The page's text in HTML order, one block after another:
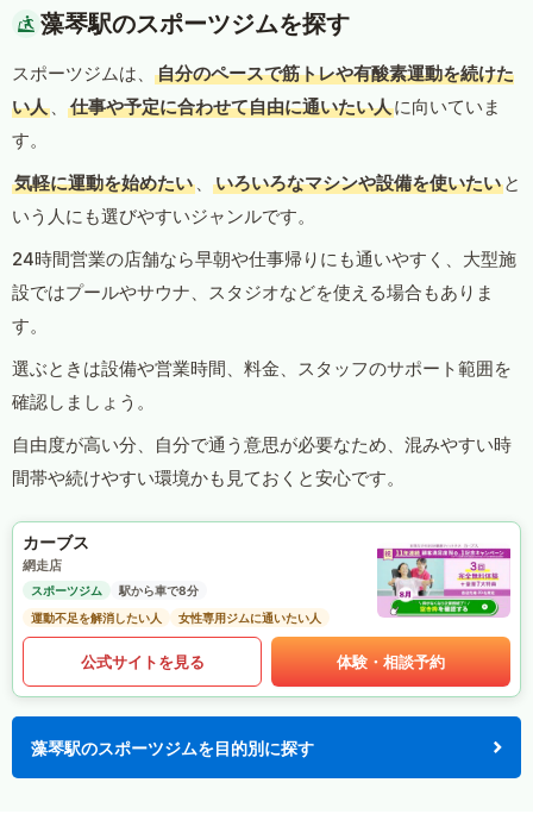
藻琴駅のスポーツジムを探す
スポーツジムは、
自分のペースで筋トレや有酸素運動を続けた
い人 、 仕事や予定に合わせて自由に通いたい人に向いていま
す。
気軽に運動を始めたい 、 いろいろなマシンや設備を使いたい と
いう人にも選びやすいジャンルです。
24時間営業の店舗なら早朝や仕事帰りにも通いやすく、大型施
設ではプールやサウナ、スタジオなどを使える場合もありま
す。
選ぶときは設備や営業時間、料金、スタッフのサポート範囲を
確認しましょう。
自由度が高い分、自分で通う意思が必要なため、混みやすい時
間帯や続けやすい環境かも見ておくと安心です。
カーブス
網走店
スポーツジム
駅から車で8分
運動不足を解消したい人
女性専用ジムに通いたい人
公式サイトを見る 体験・相談予約
藻琴駅のスポーツジムを目的別に探す